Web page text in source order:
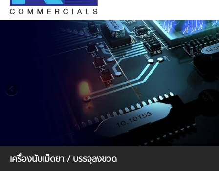
เครื่องนับเม็ดยา / บรรจุลงขวด